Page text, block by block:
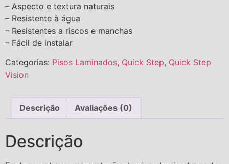
– Aspecto e textura naturais
– Resistente à água
– Resistentes a riscos e manchas
– Fácil de instalar
Categorias: Pisos Laminados, Quick Step, Quick Step
Vision
Descrição Avaliações (0)
Descrição